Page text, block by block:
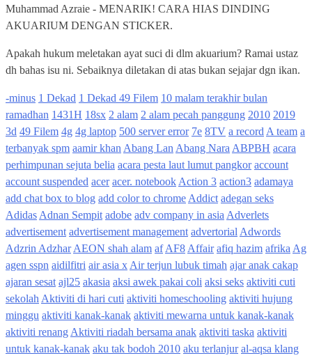
Muhammad Azraie - MENARIK! CARA HIAS DINDING
AKUARIUM DENGAN STICKER.
Apakah hukum meletakan ayat suci di dlm akuarium? Ramai ustaz
dh bahas isu ni. Sebaiknya diletakan di atas bukan sejajar dgn ikan.
-minus 1 Dekad 1 Dekad 49 Filem 10 malam terakhir bulan
ramadhan 1431H 18sx 2 alam 2 alam pecah panggung 2010 2019
3d 49 Filem 4g 4g laptop 500 server error 7e 8TV a record A team a
terbanyak spm aamir khan Abang Lan Abang Nara ABPBH acara
perhimpunan sejuta belia acara pesta laut lumut pangkor account
account suspended acer acer. notebook Action 3 action3 adamaya
add chat box to blog add color to chrome Addict adegan seks
Adidas Adnan Sempit adobe adv company in asia Adverlets
advertisement advertisement management advertorial Adwords
Adzrin Adzhar AEON shah alam af AF8 Affair afiq hazim afrika Ag
agen sspn aidilfitri air asia x Air terjun lubuk timah ajar anak cakap
ajaran sesat ajl25 akasia aksi awek pakai coli aksi seks aktiviti cuti
sekolah Aktiviti di hari cuti aktiviti homeschooling aktiviti hujung
minggu aktiviti kanak-kanak aktiviti mewarna untuk kanak-kanak
aktiviti renang Aktiviti riadah bersama anak aktiviti taska aktiviti
untuk kanak-kanak aku tak bodoh 2010 aku terlanjur al-aqsa klang